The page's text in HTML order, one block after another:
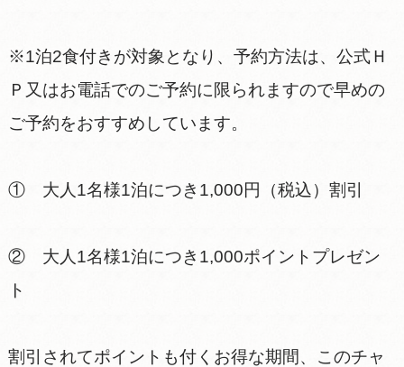
※1泊2食付きが対象となり、予約方法は、公式Ｈ
Ｐ又はお電話でのご予約に限られますので早めの
ご予約をおすすめしています。
① 大人1名様1泊につき1,000円（税込）割引
② 大人1名様1泊につき1,000ポイントプレゼン
ト
割引されてポイントも付くお得な期間、このチャ